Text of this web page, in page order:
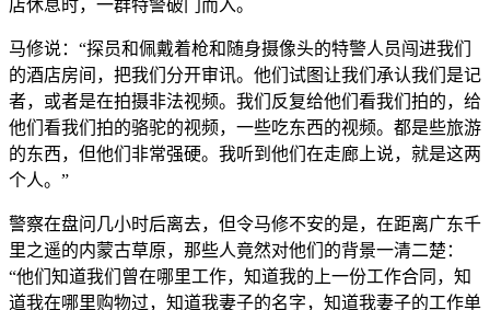
店休息时，一群特警破门而入。
马修说：“探员和佩戴着枪和随身摄像头的特警人员闯进我们
的酒店房间，把我们分开审讯。他们试图让我们承认我们是记
者，或者是在拍摄非法视频。我们反复给他们看我们拍的，给
他们看我们拍的骆驼的视频，一些吃东西的视频。都是些旅游
的东西，但他们非常强硬。我听到他们在走廊上说，就是这两
个人。”
警察在盘问几小时后离去，但令马修不安的是，在距离广东千
里之遥的内蒙古草原，那些人竟然对他们的背景一清二楚：
“他们知道我们曾在哪里工作，知道我的上一份工作合同，知
道我在哪里购物过，知道我妻子的名字，知道我妻子的工作单